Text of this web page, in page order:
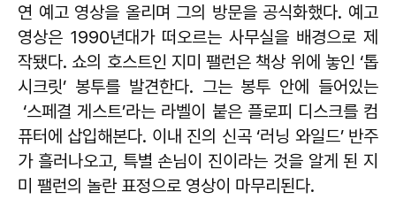
연 예고 영상을 올리며 그의 방문을 공식화했다. 예고
영상은 1990년대가 떠오르는 사무실을 배경으로 제
작됐다. 쇼의 호스트인 지미 팰런은 책상 위에 놓인 ‘톱
시크릿’ 봉투를 발견한다. 그는 봉투 안에 들어있는
‘스페결 게스트’라는 라벨이 붙은 플로피 디스크를 컴
퓨터에 삽입해본다. 이내 진의 신곡 ‘러닝 와일드’ 반주
가 흘러나오고, 특별 손님이 진이라는 것을 알게 된 지
미 팰런의 놀란 표정으로 영상이 마무리된다.